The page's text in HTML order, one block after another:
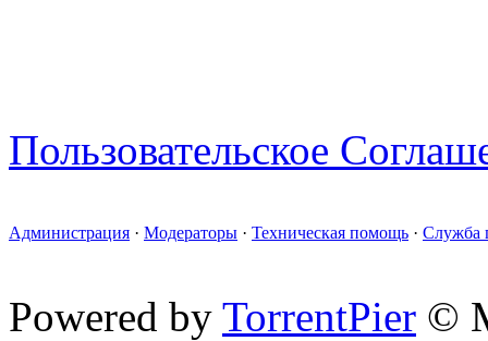
Пользовательское
Администрация · Модераторы · Техническая помощь · Служба
Powered by TorrentPier ©